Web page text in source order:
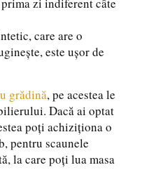
care are o
este ușor de
grădină, pe acestea le
Dacă ai optat
poți achiziționa o
pentru scaunele
la care poți lua masa